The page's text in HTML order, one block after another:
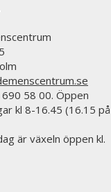
58 00. Öppen
kl 8-16.45 (16.15 på
är växeln öppen kl.